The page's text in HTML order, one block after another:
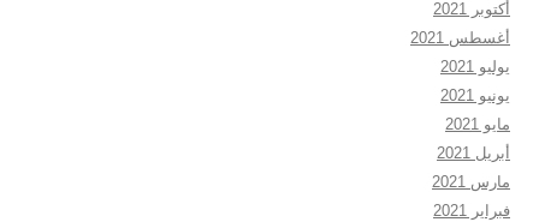
أكتوبر 2021
أغسطس 2021
يوليو 2021
يونيو 2021
مايو 2021
أبريل 2021
مارس 2021
فبراير 2021